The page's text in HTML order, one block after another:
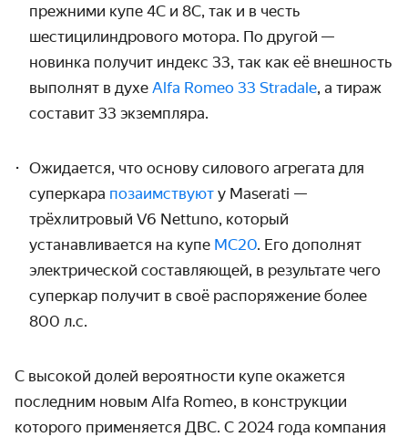
прежними купе 4C и 8C, так и в честь
шестицилиндрового мотора. По другой —
новинка получит индекс 33, так как её внешность
выполнят в духе Alfa Romeo 33 Stradale, а тираж
составит 33 экземпляра.
Ожидается, что основу силового агрегата для
суперкара позаимствуют у Maserati —
трёхлитровый V6 Nettuno, который
устанавливается на купе MC20. Его дополнят
электрической составляющей, в результате чего
суперкар получит в своё распоряжение более
800 л.с.
С высокой долей вероятности купе окажется
последним новым Alfa Romeo, в конструкции
которого применяется ДВС. С 2024 года компания